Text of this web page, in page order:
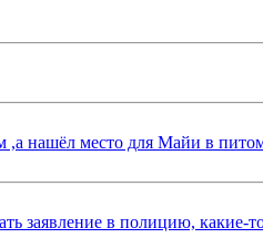
нашёл место для Майи в
заявление в полицию, какие-